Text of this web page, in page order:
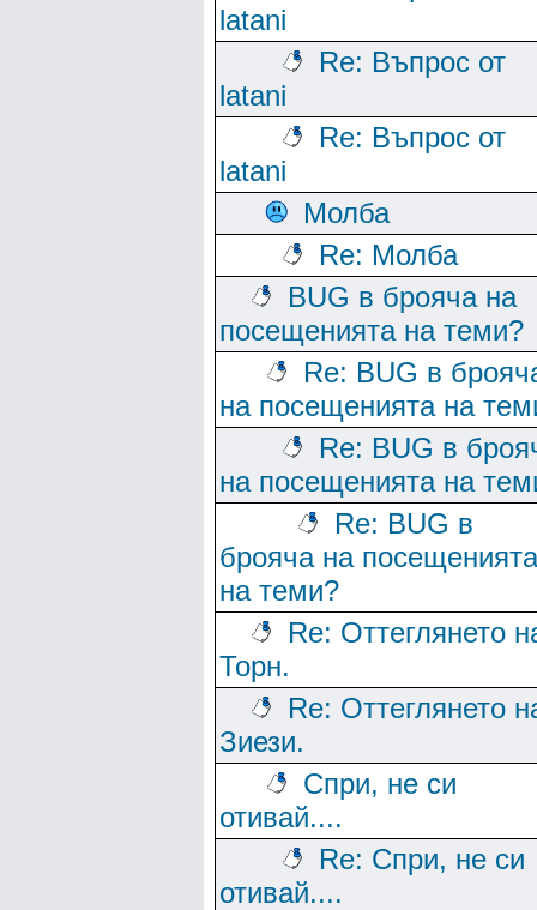
latani
Re: Въпрос от
latani
Re: Въпрос от
latani
Молба
Re: Молба
BUG в брояча на
посещенията на теми?
Re: BUG в
на посещенията на
Re: BUG в
на посещенията на
Re: BUG в
брояча на посещенията
на теми?
Re: Оттеглянето
Торн.
Re: Оттеглянето
Зиези.
Спри, не си
отивай....
Re: Спри, не си
отивай....